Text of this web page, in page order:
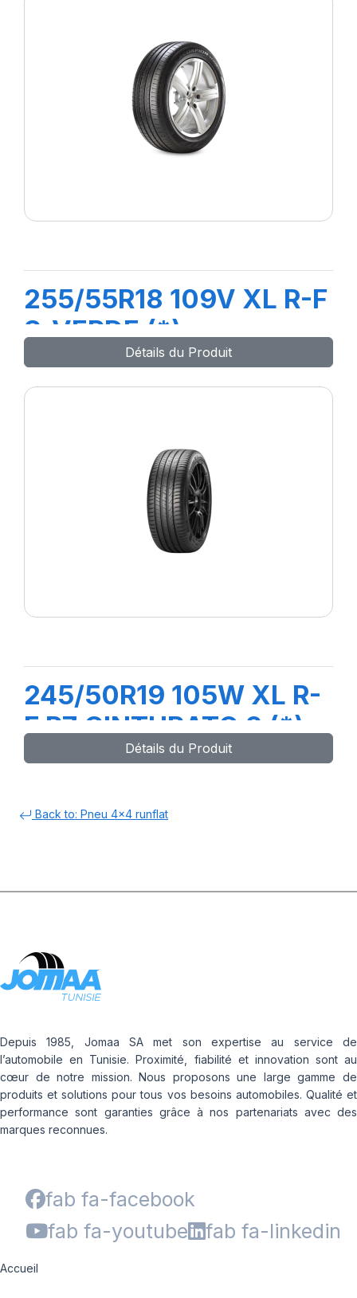
255/55R18 109V XL R-F
S-VERDE (*)
Détails du Produit
245/50R19 105W XL R-
F P7 CINTURATO 2 (*)
Détails du Produit
Back to: Pneu 4x4 runflat
Depuis 1985, Jomaa SA met son expertise au service de
l’automobile en Tunisie. Proximité, fiabilité et innovation sont au
cœur de notre mission. Nous proposons une large gamme de
produits et solutions pour tous vos besoins automobiles. Qualité et
performance sont garanties grâce à nos partenariats avec des
marques reconnues.
fab fa-facebook
fab fa-youtube
fab fa-linkedin
Accueil